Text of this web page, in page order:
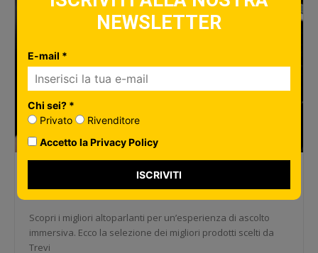
Autoradio touchscreen: quale scegliere e
quanto costa
Scopri i migliori altoparlanti per un’esperienza di ascolto
immersiva. Ecco la selezione dei migliori prodotti scelti da
Trevi
NEWSLETTER
E-mail *
Chi sei? *
Privato
Rivenditore
Accetto la Privacy Policy
ISCRIVITI